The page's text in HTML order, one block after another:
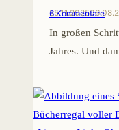
25.11.2025
6 Kommentare
In großen
Jahres. Und